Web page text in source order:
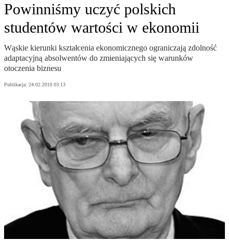
Powinniśmy uczyć polskich
studentów wartości w ekonomii
Wąskie kierunki kształcenia ekonomicznego ograniczają zdolność
adaptacyjną absolwentów do zmieniających się warunków
otoczenia biznesu
Publikacja: 24.02.2010 03:13